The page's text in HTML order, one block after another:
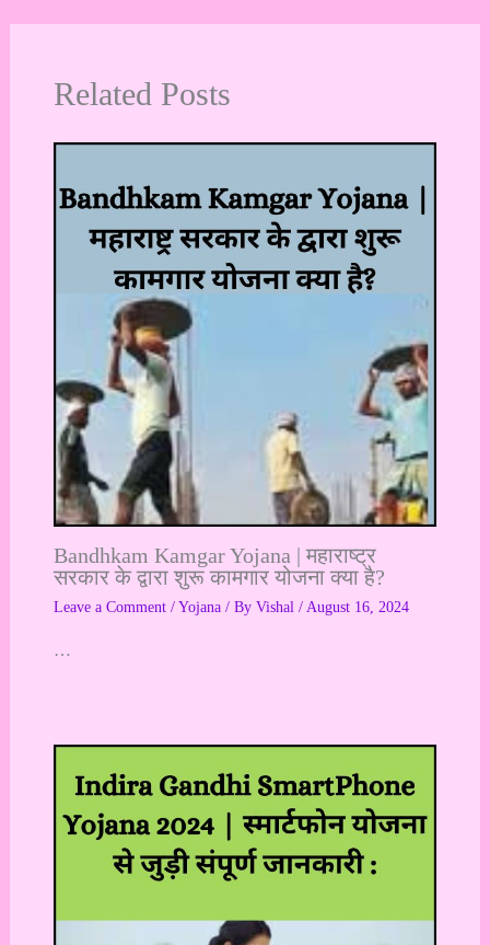
Related Posts
Bandhkam Kamgar Yojana | महाराष्ट्र
सरकार के द्वारा शुरू कामगार योजना क्या है?
Leave a Comment / Yojana/ By Vishal / August 16, 2024
…